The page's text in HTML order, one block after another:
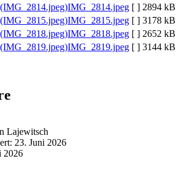
IMG_2814.jpeg [ ] 2894 kB
IMG_2815.jpeg [ ] 3178 kB
IMG_2818.jpeg [ ] 2652 kB
IMG_2819.jpeg [ ] 3144 kB
Lajewitsch
23. Juni 2026
2026